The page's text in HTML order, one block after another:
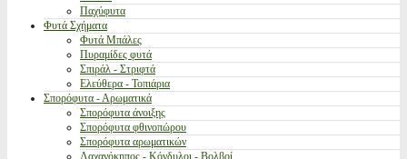
Παχύφυτα
Φυτά Σχήματα
Φυτά Μπάλες
Πυραμίδες φυτά
Σπιράλ - Στριφτά
Ελεύθερα - Τοπιάρια
Σπορόφυτα - Αρωματικά
Σπορόφυτα άνοιξης
Σπορόφυτα φθινοπώρου
Σπορόφυτα αρωματικών
Λαχανόκηπος - Κόνδυλοι - Βολβοί